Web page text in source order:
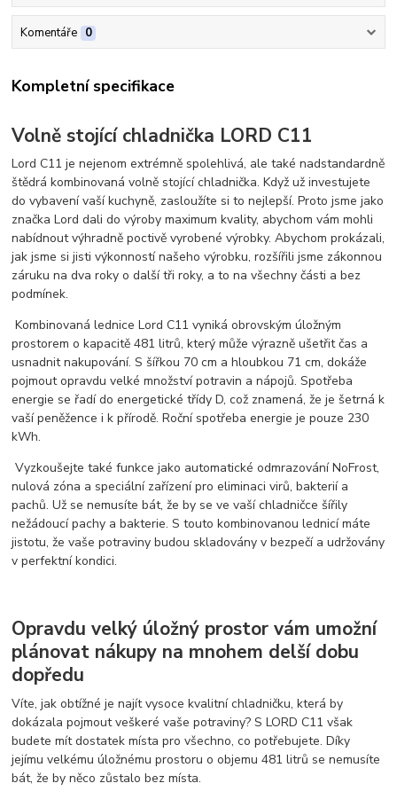
Komentáře 0
Kompletní specifikace
Volně stojící chladnička LORD C11
Lord C11 je nejenom extrémně spolehlivá, ale také nadstandardně
štědrá kombinovaná volně stojící chladnička. Když už investujete
do vybavení vaší kuchyně, zasloužíte si to nejlepší. Proto jsme jako
značka Lord dali do výroby maximum kvality, abychom vám mohli
nabídnout výhradně poctivě vyrobené výrobky. Abychom prokázali,
jak jsme si jisti výkonností našeho výrobku, rozšířili jsme zákonnou
záruku na dva roky o další tři roky, a to na všechny části a bez
podmínek.
Kombinovaná lednice Lord C11 vyniká obrovským úložným
prostorem o kapacitě 481 litrů, který může výrazně ušetřit čas a
usnadnit nakupování. S šířkou 70 cm a hloubkou 71 cm, dokáže
pojmout opravdu velké množství potravin a nápojů. Spotřeba
energie se řadí do energetické třídy D, což znamená, že je šetrná k
vaší peněžence i k přírodě. Roční spotřeba energie je pouze 230
kWh.
Vyzkoušejte také funkce jako automatické odmrazování NoFrost,
nulová zóna a speciální zařízení pro eliminaci virů, bakterií a
pachů. Už se nemusíte bát, že by se ve vaší chladničce šířily
nežádoucí pachy a bakterie. S touto kombinovanou lednicí máte
jistotu, že vaše potraviny budou skladovány v bezpečí a udržovány
v perfektní kondici.
Opravdu velký úložný prostor vám umožní
plánovat nákupy na mnohem delší dobu
dopředu
Víte, jak obtížné je najít vysoce kvalitní chladničku, která by
dokázala pojmout veškeré vaše potraviny? S LORD C11 však
budete mít dostatek místa pro všechno, co potřebujete. Díky
jejímu velkému úložnému prostoru o objemu 481 litrů se nemusíte
bát, že by něco zůstalo bez místa.